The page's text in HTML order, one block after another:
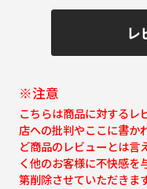
レ
※注意
こちらは商品に対するレ
店への批判やここに書か
ど商品のレビューとは言
く他のお客様に不快感を
第削除させていただきます